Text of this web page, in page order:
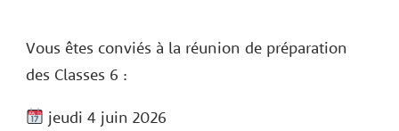
Vous êtes conviés à la réunion de préparation
des Classes 6 :
jeudi 4 juin 2026